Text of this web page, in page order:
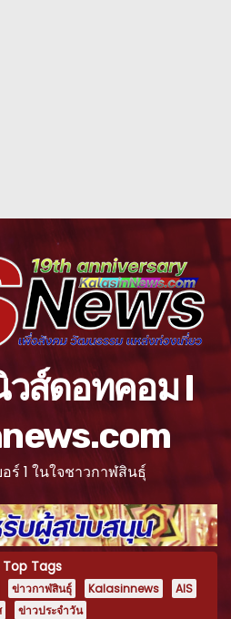
ส์ดอทคอม l
ร์ 1 ในใจชาวกาฬสินธุ์
Top Tags
ข่าวกาฬสินธุ์ Kalasinnews
AIS
ข่าวประจำวัน